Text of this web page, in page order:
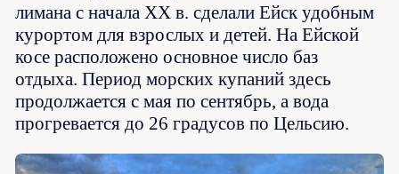
лимана с начала ХХ в. сделали Ейск удобным
курортом для взрослых и детей. На Ейской
косе расположено основное число баз
отдыха. Период морских купаний здесь
продолжается с мая по сентябрь, а вода
прогревается до 26 градусов по Цельсию.